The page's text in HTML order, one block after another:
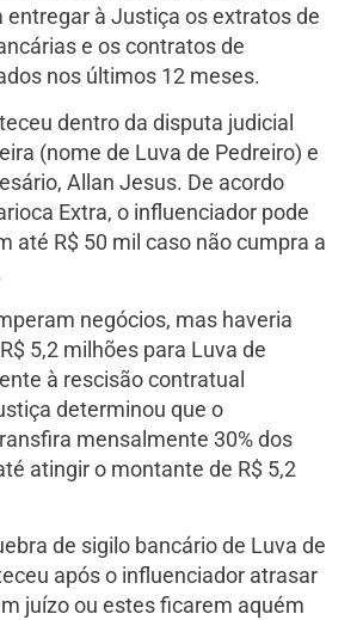
entregar à Justiça os extratos de
e os contratos de
nos últimos 12 meses.
dentro da disputa judicial
(nome de Luva de Pedreiro) e
Allan Jesus. De acordo
Extra, o influenciador pode
até R$ 50 mil caso não cumpra a
negócios, mas haveria
5,2 milhões para Luva de
à rescisão contratual
determinou que o
mensalmente 30% dos
atingir o montante de R$ 5,2
de sigilo bancário de Luva de
após o influenciador atrasar
juízo ou estes ficarem aquém